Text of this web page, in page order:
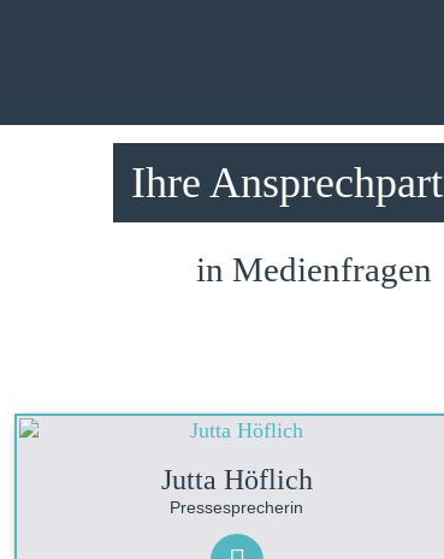
Ihre
in Medienfragen
Jutta Höflich
Pressesprecherin